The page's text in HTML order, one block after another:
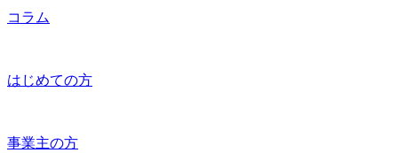
コラム
はじめての方
事業主の方